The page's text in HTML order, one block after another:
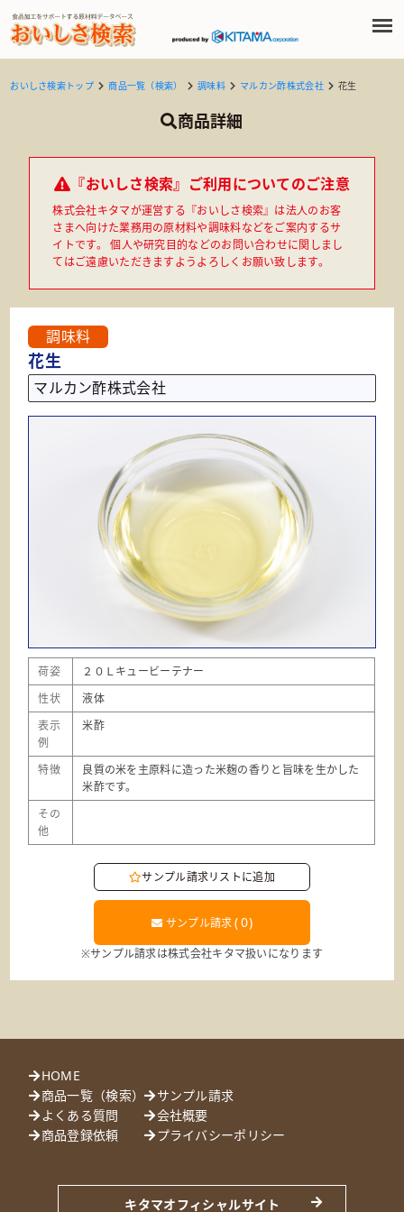
おいしさ検索トップ 商品一覧（検索） 調味料 マルカン酢株式会社 花生
商品詳細
『おいしさ検索』ご利用についてのご注意
株式会社キタマが運営する『おいしさ検索』は法人のお客
さまへ向けた業務用の原材料や調味料などをご案内するサ
イトです。 個人や研究目的などのお問い合わせに関しまし
てはご遠慮いただきますようよろしくお願い致します。
調味料
花生
マルカン酢株式会社
荷姿
２０Ｌキュービーテナー
性状
液体
表示
例
米酢
特徴
良質の米を主原料に造った米麹の香りと旨味を生かした
米酢です。
その
他
サンプル請求リストに追加
サンプル請求(0)
※サンプル請求は株式会社キタマ扱いになります
HOME
商品一覧（検索）
よくある質問
商品登録依頼
サンプル請求
会社概要
プライバシーポリシー
キタマオフィシャルサイト